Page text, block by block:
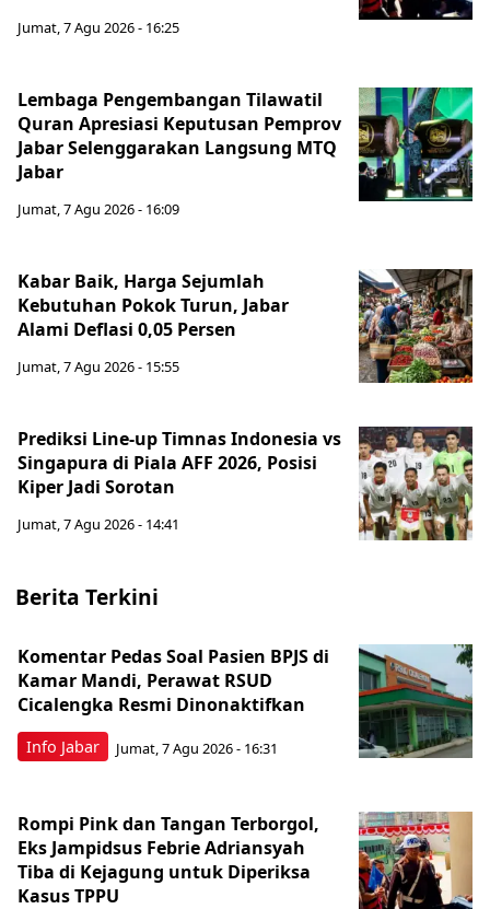
Jumat, 7 Agu 2026 - 16:25
Lembaga Pengembangan Tilawatil
Quran Apresiasi Keputusan Pemprov
Jabar Selenggarakan Langsung MTQ
Jabar
Jumat, 7 Agu 2026 - 16:09
Kabar Baik, Harga Sejumlah
Kebutuhan Pokok Turun, Jabar
Alami Deflasi 0,05 Persen
Jumat, 7 Agu 2026 - 15:55
Prediksi Line-up Timnas Indonesia vs
Singapura di Piala AFF 2026, Posisi
Kiper Jadi Sorotan
Jumat, 7 Agu 2026 - 14:41
Berita Terkini
Info Jabar
Komentar Pedas Soal Pasien BPJS di
Kamar Mandi, Perawat RSUD
Cicalengka Resmi Dinonaktifkan
Jumat, 7 Agu 2026 - 16:31
Rompi Pink dan Tangan Terborgol,
Eks Jampidsus Febrie Adriansyah
Tiba di Kejagung untuk Diperiksa
Kasus TPPU